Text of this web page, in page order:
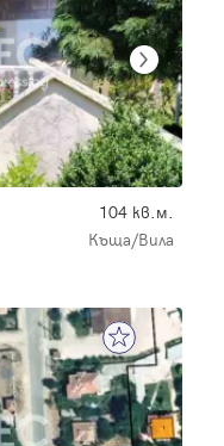
104 кв.м.
Къща/Вила